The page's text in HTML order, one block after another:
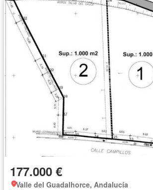
177.000 €
Valle del Guadalhorce, Andalucía